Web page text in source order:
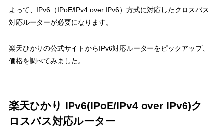
よって、IPv6（IPoE/IPv4 over IPv6）方式に対応したクロスパス
対応ルーターが必要になります。
楽天ひかりの公式サイトからIPv6対応ルーターをピックアップ、
価格を調べてみました。
楽天ひかり IPv6(IPoE/IPv4 over IPv6)ク
ロスパス対応ルーター